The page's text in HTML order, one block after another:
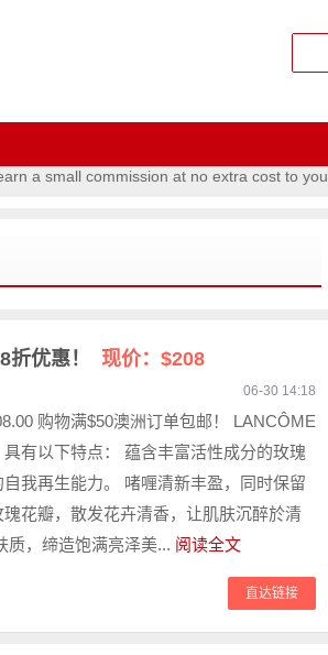
a small commission at no extra cost to you.
优惠！ 现价：$208
06-30 14:18
购物满$50澳洲订单包邮！ LANCÔME
有以下特点： 蕴含丰富活性成分的玫瑰
我再生能力。 啫喱清新丰盈，同时保留
花瓣，散发花卉清香，让肌肤沉醉於清
质，缔造饱满亮泽美... 阅读全文
直达链接